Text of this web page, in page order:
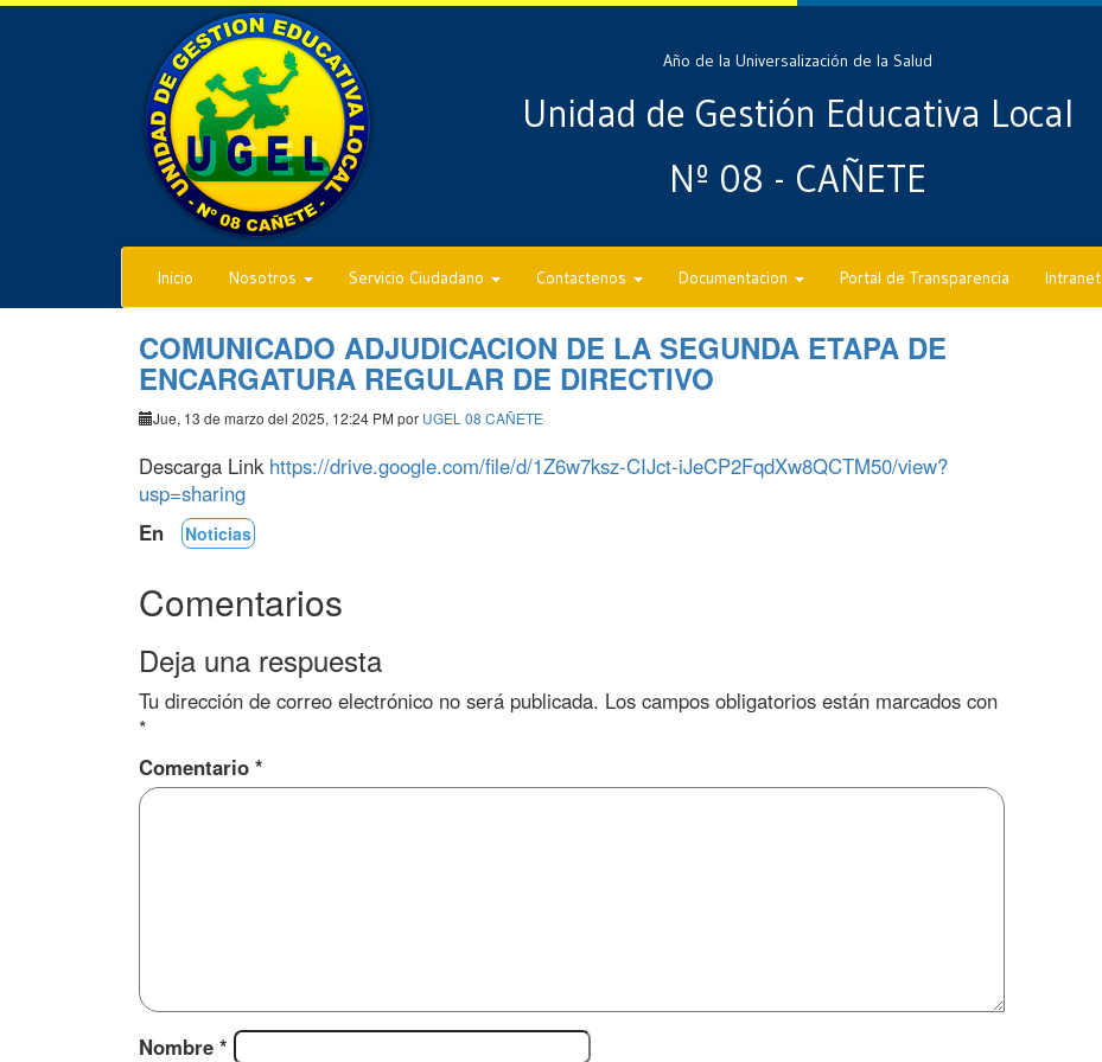
Año de la Universalización de la Salud
Unidad de Gestión Educativa Local
Nº 08 - CAÑETE
Inicio Nosotros Servicio Ciudadano Contactenos Documentacion Portal de Transparencia Intranet
COMUNICADO ADJUDICACION DE LA SEGUNDA ETAPA DE
ENCARGATURA REGULAR DE DIRECTIVO
Jue, 13 de marzo del 2025, 12:24 PM por UGEL 08 CAÑETE
Descarga Link https://drive.google.com/file/d/1Z6w7ksz-CIJct-iJeCP2FqdXw8QCTM50/view?
usp=sharing
En
Noticias
Comentarios
Deja una respuesta
Tu dirección de correo electrónico no será publicada. Los campos obligatorios están marcados con
*
Comentario *
Nombre *